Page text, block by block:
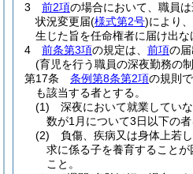
3
前2項の場合において、職員
状況変更届(様式第2号)により、
生じた旨を任命権者に届け出な
4
前条第3項の規定は、 前項の届
(育児を行う職員の深夜勤務の
第17条
条例第8条第2項の規則
も該当する者とする。
(1)
深夜において就業してい
数が1月について3日以下の
(2)
負傷、疾病又は身体上若
求に係る子を養育すること
こと。